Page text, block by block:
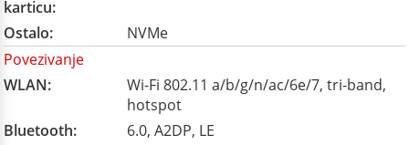
karticu:
Ostalo:
NVMe
Povezivanje
WLAN:
Wi-Fi 802.11 a/b/g/n/ac/6e/7, tri-band,
hotspot
Bluetooth:
6.0, A2DP, LE